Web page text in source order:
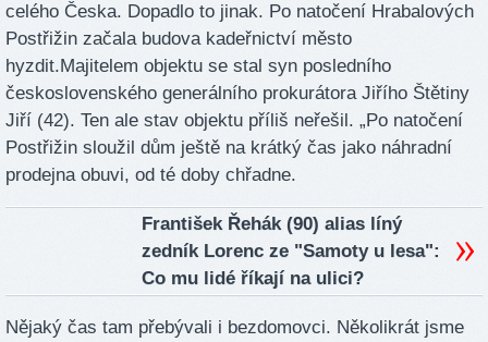
celého Česka. Dopadlo to jinak. Po natočení Hrabalových
Postřižin začala budova kadeřnictví město
hyzdit.Majitelem objektu se stal syn posledního
československého generálního prokurátora Jiřího Štětiny
Jiří (42). Ten ale stav objektu příliš neřešil. „Po natočení
Postřižin sloužil dům ještě na krátký čas jako náhradní
prodejna obuvi, od té doby chřadne.
František Řehák (90) alias líný
zedník Lorenc ze "Samoty u lesa":
Co mu lidé říkají na ulici?
Nějaký čas tam přebývali i bezdomovci. Několikrát jsme